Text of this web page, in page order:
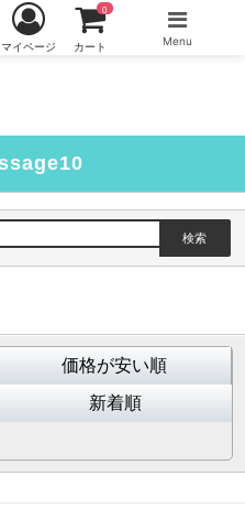
マイページ カート
0
Menu
価格が安い順
新着順